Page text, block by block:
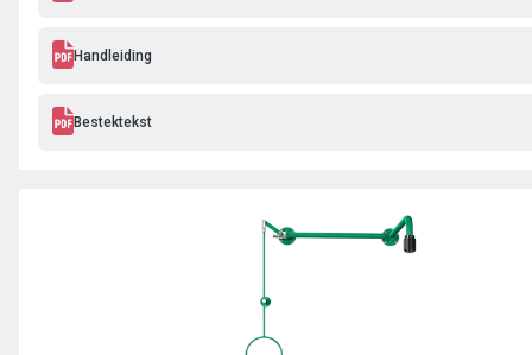
Handleiding
Bestektekst